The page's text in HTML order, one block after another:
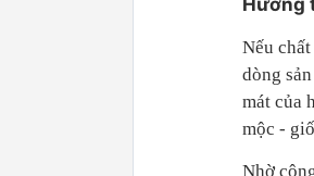
Hương
Nếu
dòng
mát của
mộc -
Nhờ